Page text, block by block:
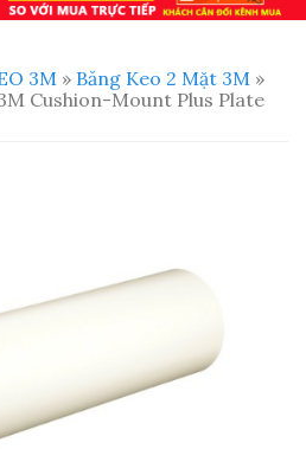
3M » Băng Keo 2 Mặt 3M »
Cushion-Mount Plus Plate